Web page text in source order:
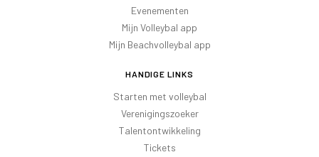
Evenementen
Mijn Volleybal app
Mijn Beachvolleybal app
HANDIGE LINKS
Starten met volleybal
Verenigingszoeker
Talentontwikkeling
Tickets